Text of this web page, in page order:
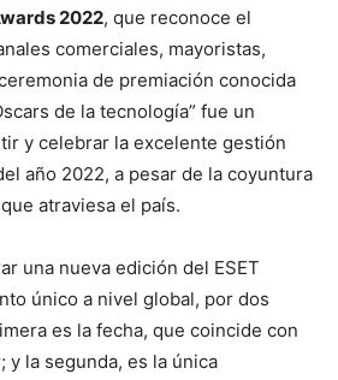
2022, que reconoce el
comerciales, mayoristas,
de premiación conocida
de la tecnología” fue un
y celebrar la excelente gestión
año 2022, a pesar de la coyuntura
atraviesa el país.
una nueva edición del ESET
único a nivel global, por dos
es la fecha, que coincide con
; y la segunda, es la única